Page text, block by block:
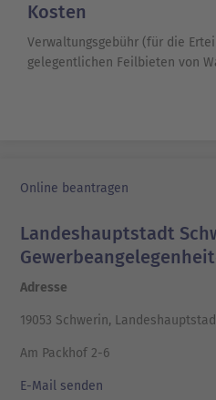
Kosten
Verwaltungsgebühr (für die
gelegentlichen Feilbieten von
Online beantragen
Landeshauptstadt
Adresse
19053 Schwerin,
Am Packhof 2-6
E-Mail senden